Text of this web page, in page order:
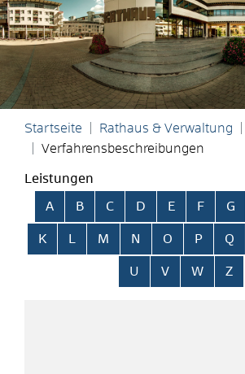
Startseite Rathaus & Verwaltung
Verfahrensbeschreibungen
Leistungen
Alphabetisches Register überspringen
A B C D E F G
K L M N O P Q
U V W Z